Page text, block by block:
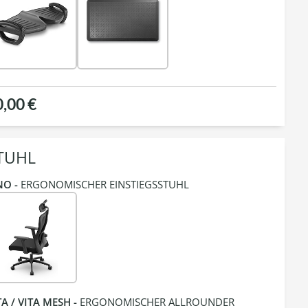
€
- ERGONOMISCHER EINSTIEGSSTUHL
/ VITA MESH - ERGONOMISCHER ALLROUNDER